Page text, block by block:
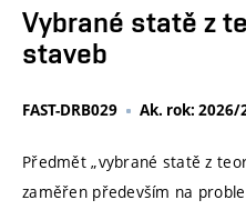
Vybrané statě z
staveb
FAST-DRB029 Ak. rok: 2026/
Předmět „vybrané statě z
zaměřen především na